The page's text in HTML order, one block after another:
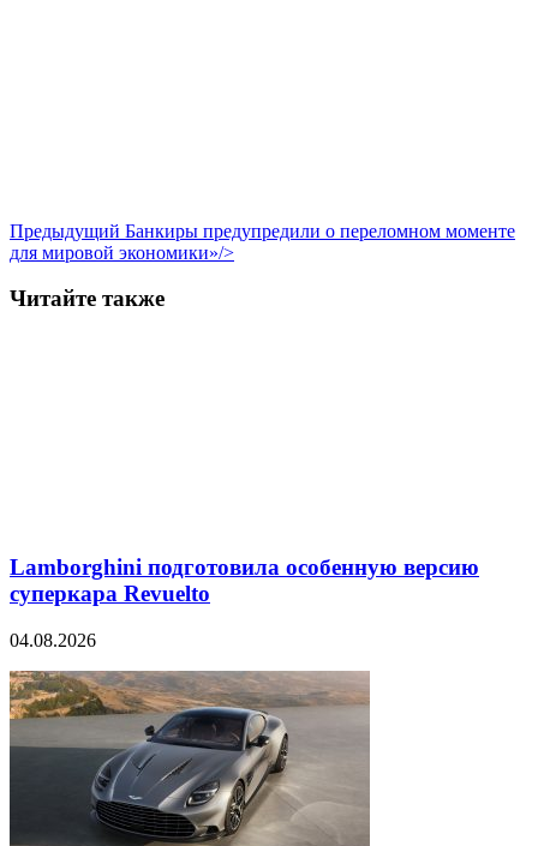
Предыдущий Банкиры предупредили о переломном моменте
для мировой экономики»/>
Читайте также
Lamborghini подготовила особенную версию
суперкара Revuelto
04.08.2026